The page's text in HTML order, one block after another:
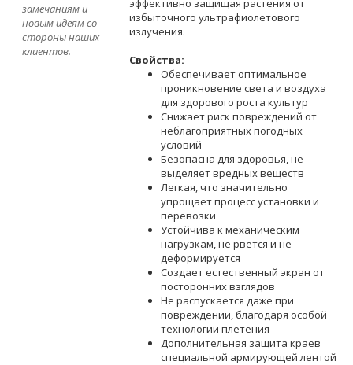
замечаниям и
новым идеям со
стороны наших
клиентов.
избыточного ультрафиолетового
излучения.
Свойства:
Обеспечивает оптимальное
проникновение света и воздуха
для здорового роста культур
Снижает риск повреждений от
неблагоприятных погодных
условий
Безопасна для здоровья, не
выделяет вредных веществ
Легкая, что значительно
упрощает процесс установки и
перевозки
Устойчива к механическим
нагрузкам, не рвется и не
деформируется
Создает естественный экран от
посторонних взглядов
Не распускается даже при
повреждении, благодаря особой
технологии плетения
Дополнительная защита краев
специальной армирующей лентой